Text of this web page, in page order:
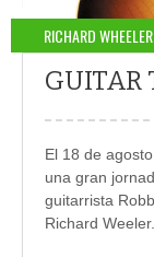
RICHARD WHEELER
GUITAR
El 18 de
una gran
guitarrista
Richard